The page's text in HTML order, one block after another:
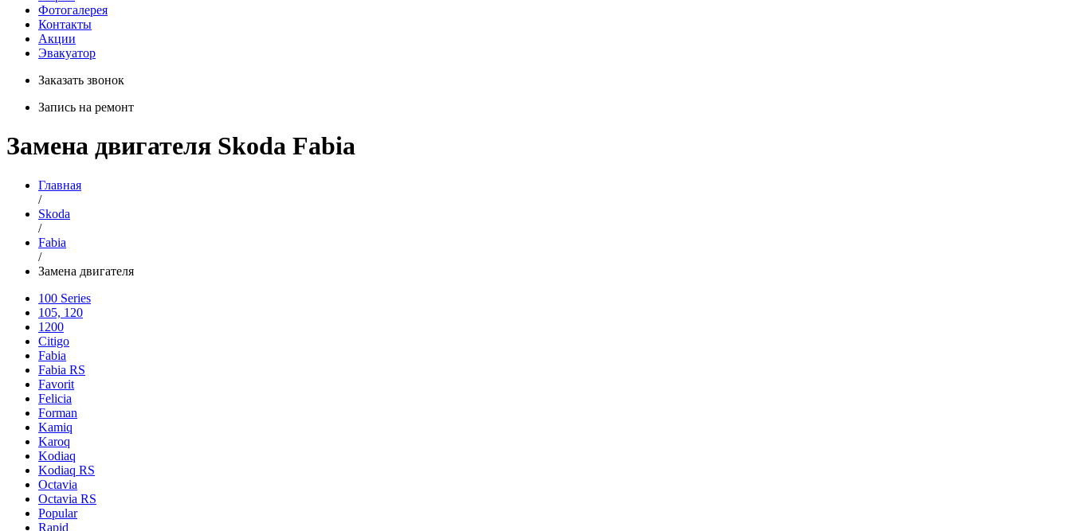
Фотогалерея
Контакты
Акции
Эвакуатор
Заказать звонок
Запись на ремонт
Замена двигателя Skoda Fabia
Главная
/
Skoda
/
Fabia
/
Замена двигателя
100 Series
105, 120
1200
Citigo
Fabia
Fabia RS
Favorit
Felicia
Forman
Kamiq
Karoq
Kodiaq
Kodiaq RS
Octavia
Octavia RS
Popular
Rapid